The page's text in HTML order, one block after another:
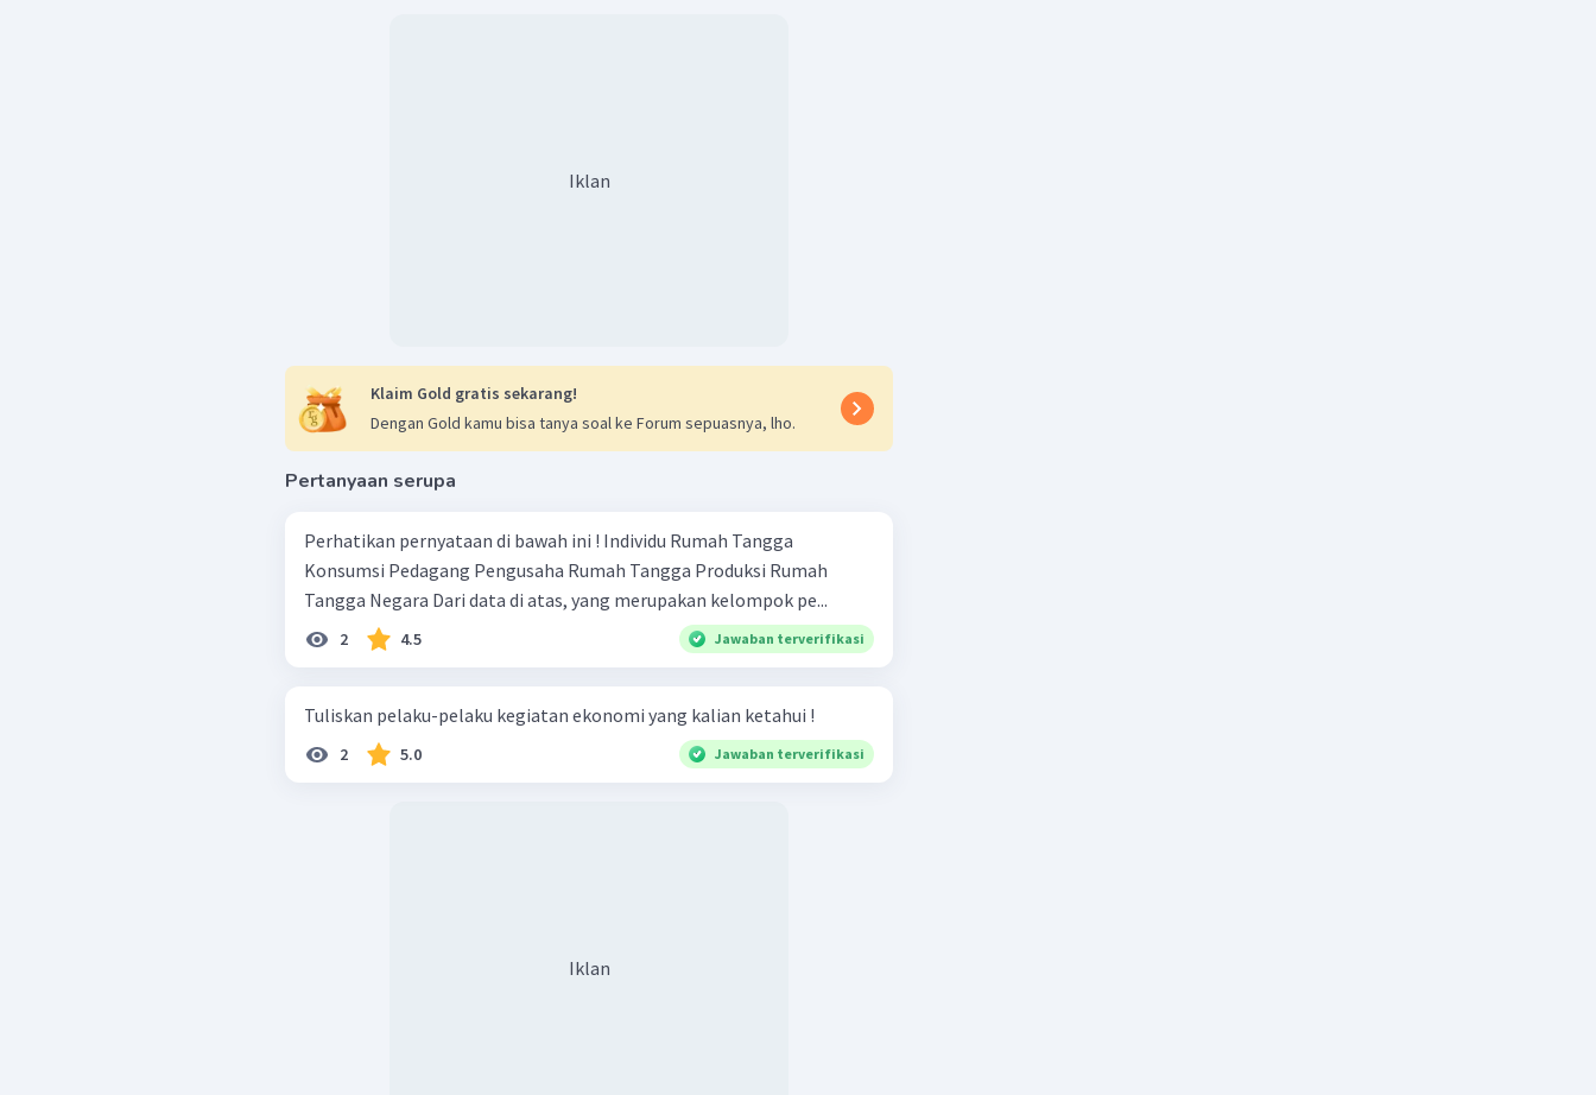
Iklan
Klaim Gold gratis sekarang!
Dengan Gold kamu bisa tanya soal ke Forum sepuasnya, lho.
Pertanyaan serupa
Perhatikan pernyataan di bawah ini ! Individu Rumah Tangga
Konsumsi Pedagang Pengusaha Rumah Tangga Produksi Rumah
Tangga Negara Dari data di atas, yang merupakan kelompok pe...
2 4.5 Jawaban terverifikasi
Tuliskan pelaku-pelaku kegiatan ekonomi yang kalian ketahui !
2 5.0 Jawaban terverifikasi
Iklan